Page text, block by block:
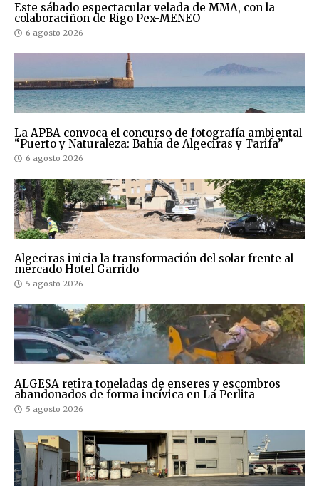
Este sábado espectacular velada de MMA, con la
colaboraciñon de Rigo Pex-MENEO
6 agosto 2026
La APBA convoca el concurso de fotografía ambiental
“Puerto y Naturaleza: Bahía de Algeciras y Tarifa”
6 agosto 2026
Algeciras inicia la transformación del solar frente al
mercado Hotel Garrido
5 agosto 2026
ALGESA retira toneladas de enseres y escombros
abandonados de forma incívica en La Perlita
5 agosto 2026